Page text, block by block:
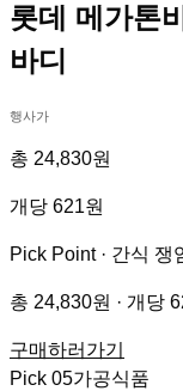
롯데 메가톤
바디
행사가
총 24,830원
개당 621원
Pick Point · 간식 쟁
총 24,830원 · 개당
구매하러가기
Pick 05가공식품